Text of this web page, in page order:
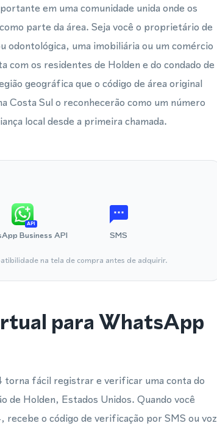
em uma comunidade unida onde os
parte da área. Seja você o proprietário de
odontológica, uma imobiliária ou um comércio
os residentes de Holden e do condado de
geográfica que o código de área original
Sul o reconhecerão como um número
local desde a primeira chamada.
API
Business API SMS
na tela de compra antes de adquirir.
para WhatsApp
fácil registrar e verificar uma conta do
de Holden, Estados Unidos. Quando você
o código de verificação por SMS ou voz